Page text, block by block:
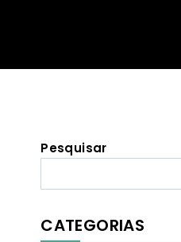
Pesquisar
CATEGORIAS